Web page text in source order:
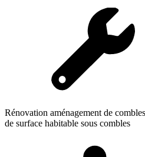
Rénovation aménagement de
de surface habitable sous combles